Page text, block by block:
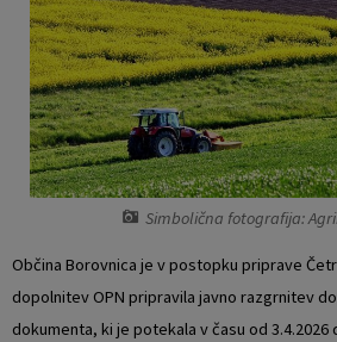
Simbolična fotografija:
Občina Borovnica je v postopku priprave
dopolnitev OPN pripravila javno razgrnitev
dokumenta, ki je potekala v času od 3.4.2026
Vaški odbori
Naselja v občini
Organigram
Varstvo osebnih podatkov
Temeljni akti občine
Strateški dokumenti
Prostorski akti občine
Predpisi in odloki
Občinski časopis
Proračun občine
Lokalne volitve